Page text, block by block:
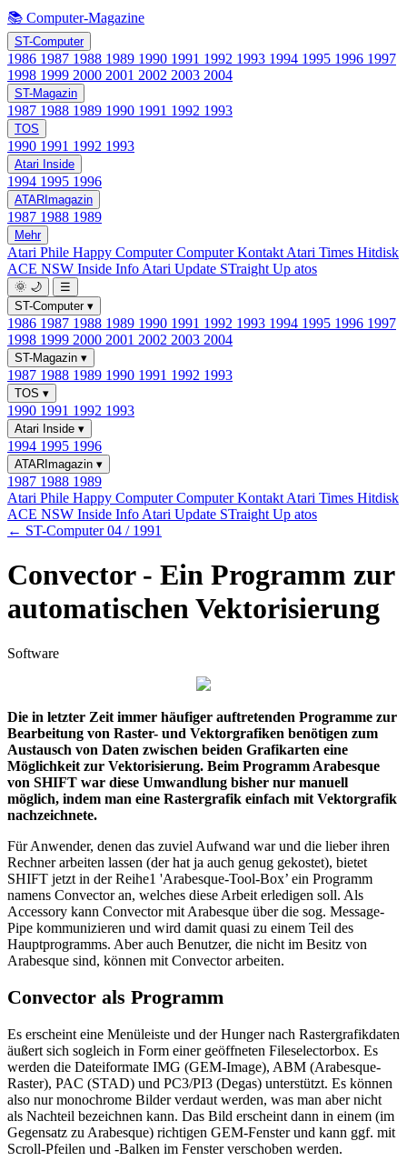
📚 Computer-Magazine
ST-Computer
1986 1987 1988 1989 1990 1991 1992 1993 1994 1995 1996 1997
1998 1999 2000 2001 2002 2003 2004
ST-Magazin
1987 1988 1989 1990 1991 1992 1993
TOS
1990 1991 1992 1993
Atari Inside
1994 1995 1996
ATARImagazin
1987 1988 1989
Mehr
Atari Phile Happy ComputerComputer Kontakt Atari Times Hitdisk
ACE NSW Inside Info Atari Update STraight Up atos
🌞 🌙
☰
ST-Computer ▾
1986 1987 1988 1989 1990 1991 1992 1993 1994 1995 1996 1997
1998 1999 2000 2001 2002 2003 2004
ST-Magazin ▾
1987 1988 1989 1990 1991 1992 1993
TOS ▾
1990 1991 1992 1993
Atari Inside ▾
1994 1995 1996
ATARImagazin ▾
1987 1988 1989
Atari Phile Happy ComputerComputer Kontakt Atari Times Hitdisk
ACE NSW Inside Info Atari Update STraight Up atos
← ST-Computer 04 / 1991
Convector - Ein Programm zur
automatischen Vektorisierung
Software
Die in letzter Zeit immer häufiger auftretenden Programme zur
Bearbeitung von Raster- und Vektorgrafiken benötigen zum
Austausch von Daten zwischen beiden Grafikarten eine
Möglichkeit zur Vektorisierung. Beim Programm Arabesque
von SHIFT war diese Umwandlung bisher nur manuell
möglich, indem man eine Rastergrafik einfach mit Vektorgrafik
nachzeichnete.
Für Anwender, denen das zuviel Aufwand war und die lieber ihren
Rechner arbeiten lassen (der hat ja auch genug gekostet), bietet
SHIFT jetzt in der Reihe1 'Arabesque-Tool-Box’ ein Programm
namens Convector an, welches diese Arbeit erledigen soll. Als
Accessory kann Convector mit Arabesque über die sog. Message-
Pipe kommunizieren und wird damit quasi zu einem Teil des
Hauptprogramms. Aber auch Benutzer, die nicht im Besitz von
Arabesque sind, können mit Convector arbeiten.
Convector als Programm
Es erscheint eine Menüleiste und der Hunger nach Rastergrafikdaten
äußert sich sogleich in Form einer geöffneten Fileselectorbox. Es
werden die Dateiformate IMG (GEM-Image), ABM (Arabesque-
Raster), PAC (STAD) und PC3/PI3 (Degas) unterstützt. Es können
also nur monochrome Bilder verdaut werden, was man aber nicht
als Nachteil bezeichnen kann. Das Bild erscheint dann in einem (im
Gegensatz zu Arabesque) richtigen GEM-Fenster und kann ggf. mit
Scroll-Pfeilen und -Balken im Fenster verschoben werden.